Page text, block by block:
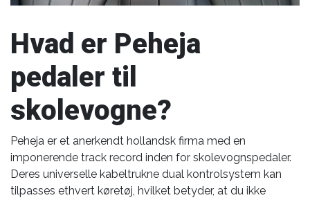
Hvad er Peheja
pedaler til
skolevogne?
Peheja er et anerkendt hollandsk firma med en
imponerende track record inden for skolevognspedaler.
Deres universelle kabeltrukne dual kontrolsystem kan
tilpasses ethvert køretøj, hvilket betyder, at du ikke